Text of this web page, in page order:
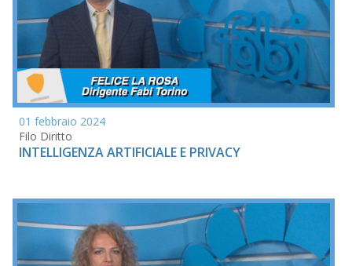
01 febbraio 2024
Filo Diritto
INTELLIGENZA ARTIFICIALE E PRIVACY